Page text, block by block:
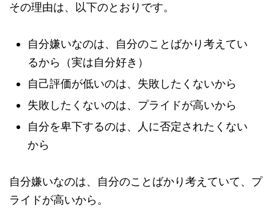
その理由は、以下のとおりです。
自分嫌いなのは、自分のことばかり考えてい
るから（実は自分好き）
自己評価が低いのは、失敗したくないから
失敗したくないのは、プライドが高いから
自分を卑下するのは、人に否定されたくない
から
自分嫌いなのは、自分のことばかり考えていて、プ
ライドが高いから。